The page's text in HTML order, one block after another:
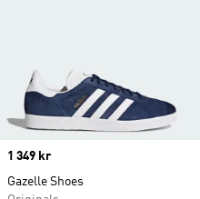
Price
1 349 kr
Gazelle Shoes